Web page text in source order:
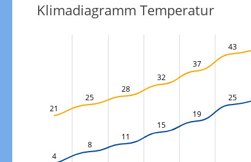
Klimadiagramm Temperatur
21
25
28
32
37
43
4
8
11
15
19
25